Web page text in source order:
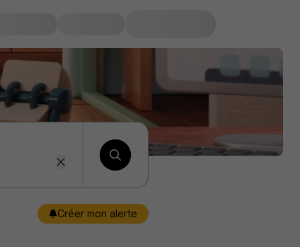
Créer mon alerte